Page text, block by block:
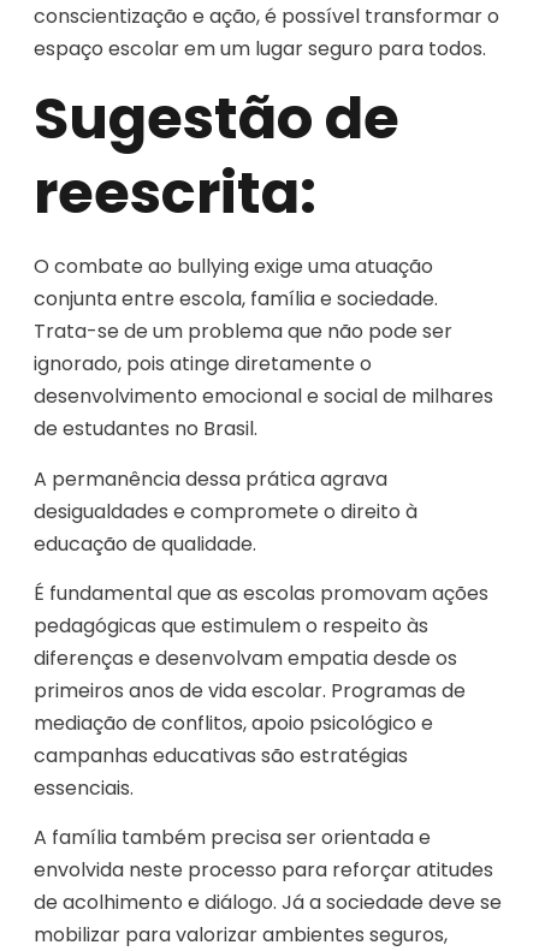
conscientização e ação, é possível transformar o
espaço escolar em um lugar seguro para todos.
Sugestão de
reescrita:
O combate ao bullying exige uma atuação
conjunta entre escola, família e sociedade.
Trata-se de um problema que não pode ser
ignorado, pois atinge diretamente o
desenvolvimento emocional e social de milhares
de estudantes no Brasil.
A permanência dessa prática agrava
desigualdades e compromete o direito à
educação de qualidade.
É fundamental que as escolas promovam ações
pedagógicas que estimulem o respeito às
diferenças e desenvolvam empatia desde os
primeiros anos de vida escolar. Programas de
mediação de conflitos, apoio psicológico e
campanhas educativas são estratégias
essenciais.
A família também precisa ser orientada e
envolvida neste processo para reforçar atitudes
de acolhimento e diálogo. Já a sociedade deve se
mobilizar para valorizar ambientes seguros,